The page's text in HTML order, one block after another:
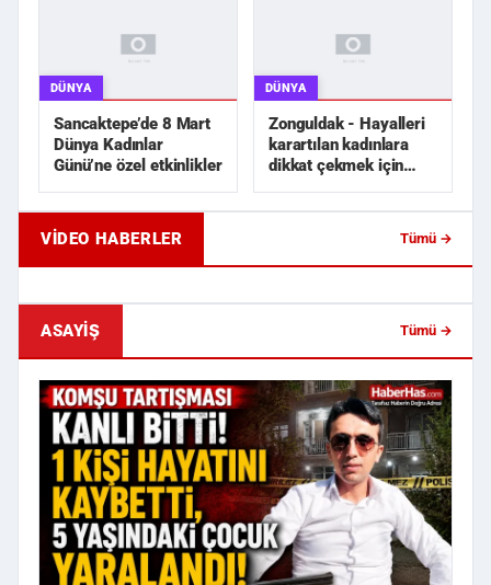
DÜNYA
Sancaktepe’de 8 Mart
Dünya Kadınlar
Günü’ne özel etkinlikler
DÜNYA
Zonguldak - Hayalleri
karartılan kadınlara
dikkat çekmek için
VIDEO HABERLER Tümü →
Samsun'da Trafik Kazası!
Samsun'da İlginç
ASAYIŞ Tümü →